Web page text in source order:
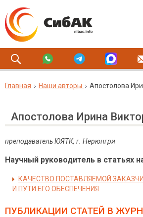
Главная Наши авторы Апостолова
Апостолова Ирина
преподаватель ЮЯТК, г. Нерюнгри
Научный руководитель в статьях
КАЧЕСТВО ПОСТАВЛЯЕМОЙ
И ПУТИ ЕГО ОБЕСПЕЧЕНИЯ
ПУБЛИКАЦИИ СТАТЕЙ В